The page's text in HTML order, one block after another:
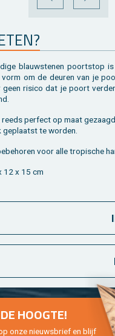
VORIGE
blauw­ste­nen poort­stop
vorm om de deu­ren van je
ri­si­co dat je poort
per­fect op maat
te wor­den.
voor alle tro­pi­sche
12 x 15 cm
HOOG­TE!
onze nieuws­brief en blijf